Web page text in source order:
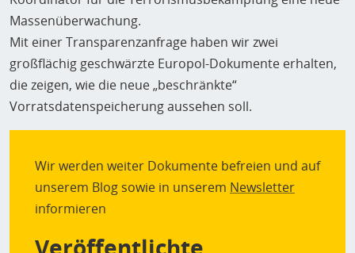
Massenüberwachung.
Mit einer Transparenzanfrage haben wir zwei
großflächig geschwärzte Europol-Dokumente erhalten,
die zeigen, wie die neue „beschränkte“
Vorratsdatenspeicherung aussehen soll.
Wir werden weiter Dokumente befreien und auf
unserem Blog sowie in unserem Newsletter
informieren